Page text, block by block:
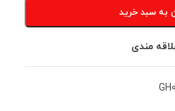
به سبد خرید
مندی